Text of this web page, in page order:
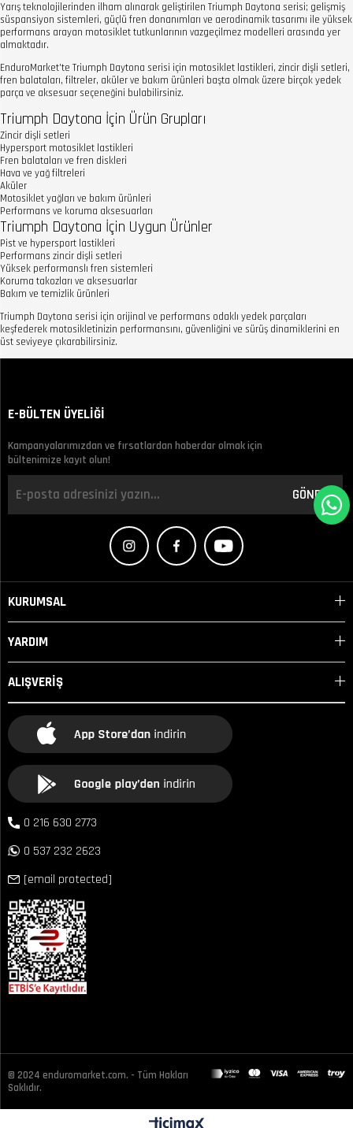
Yarış teknolojilerinden ilham alınarak geliştirilen Triumph Daytona serisi; gelişmiş
süspansiyon sistemleri, güçlü fren donanımları ve aerodinamik tasarımı ile yüksek
performans arayan motosiklet tutkunlarının vazgeçilmez modelleri arasında yer
almaktadır.
EnduroMarket'te Triumph Daytona serisi için motosiklet lastikleri, zincir dişli setleri,
fren balataları, filtreler, aküler ve bakım ürünleri başta olmak üzere birçok yedek
parça ve aksesuar seçeneğini bulabilirsiniz.
Triumph Daytona İçin Ürün Grupları
Zincir dişli setleri
Hypersport motosiklet lastikleri
Fren balataları ve fren diskleri
Hava ve yağ filtreleri
Aküler
Motosiklet yağları ve bakım ürünleri
Performans ve koruma aksesuarları
Triumph Daytona İçin Uygun Ürünler
Pist ve hypersport lastikleri
Performans zincir dişli setleri
Yüksek performanslı fren sistemleri
Koruma takozları ve aksesuarlar
Bakım ve temizlik ürünleri
Triumph Daytona serisi için orijinal ve performans odaklı yedek parçaları
keşfederek motosikletinizin performansını, güvenliğini ve sürüş dinamiklerini en
üst seviyeye çıkarabilirsiniz.
E-BÜLTEN ÜYELİĞİ
Kampanyalarımızdan ve fırsatlardan haberdar olmak için
bültenimize kayıt olun!
GÖNDER
KURUMSAL
YARDIM
ALIŞVERİŞ
0 216 630 2773
0 537 232 2623
[email protected]
© 2024 enduromarket.com. - Tüm Hakları
Saklıdır.